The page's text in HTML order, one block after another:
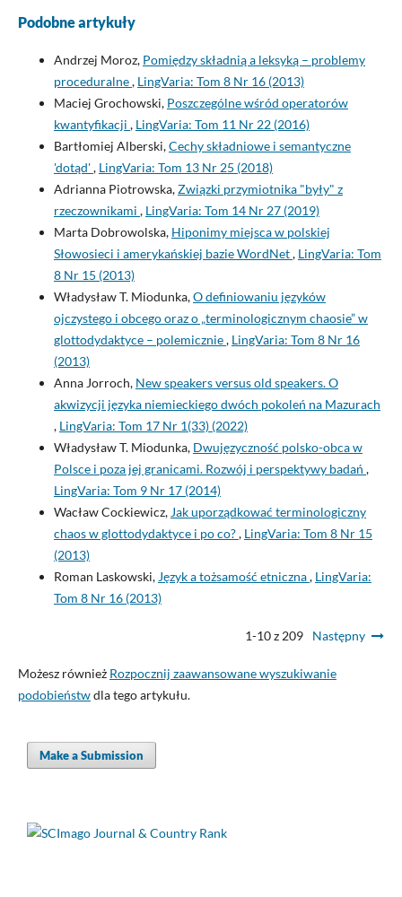
Podobne artykuły
Andrzej Moroz, Pomiędzy składnią a leksyką – problemy
proceduralne, LingVaria: Tom 8 Nr 16 (2013)
Maciej Grochowski, Poszczególne wśród operatorów
kwantyfikacji , LingVaria: Tom 11 Nr 22 (2016)
Bartłomiej Alberski,Cechy składniowe i semantyczne
'dotąd', LingVaria: Tom 13 Nr 25 (2018)
Adrianna Piotrowska,Związki przymiotnika "były" z
rzeczownikami , LingVaria: Tom 14 Nr 27 (2019)
Marta Dobrowolska, Hiponimy miejsca w polskiej
Słowosieci i amerykańskiej bazie WordNet, LingVaria: Tom
8 Nr 15 (2013)
Władysław T. Miodunka,O definiowaniu języków
ojczystego i obcego oraz o „terminologicznym chaosie” w
glottodydaktyce – polemicznie, LingVaria: Tom 8 Nr 16
(2013)
Anna Jorroch, New speakers versus old speakers. O
akwizycji języka niemieckiego dwóch pokoleń na Mazurach
, LingVaria: Tom 17 Nr 1(33) (2022)
Władysław T. Miodunka, Dwujęzyczność polsko-obca w
Polsce i poza jej granicami. Rozwój i perspektywy badań ,
LingVaria: Tom 9 Nr 17 (2014)
Wacław Cockiewicz, Jak uporządkować terminologiczny
chaos w glottodydaktyce i po co?, LingVaria: Tom 8 Nr 15
(2013)
Roman Laskowski, Język a tożsamość etniczna, LingVaria:
Tom 8 Nr 16 (2013)
1-10 z 209 Następny
Możesz również Rozpocznij zaawansowane wyszukiwanie
podobieństwdla tego artykułu.
Make a Submission